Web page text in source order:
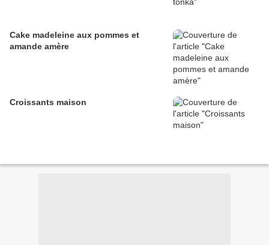
Cake madeleine aux pommes et
amande amère
Croissants maison